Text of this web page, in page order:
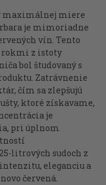
v maximálnej miere
je mimoriadne
vín.Tento
z istoty
bol študovaný s
Zatrávnenie
čím sa zlepšujú
ktoré získavame,
je
pri úplnom
litrových sudoch z
eleganciu a
červená.